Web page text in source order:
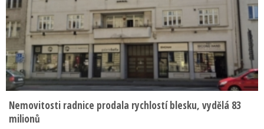
Nemovitosti radnice prodala rychlostí blesku, vydělá 83
milionů